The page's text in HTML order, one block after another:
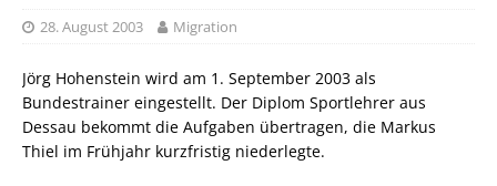
28. August 2003 Migration
Jörg Hohenstein wird am 1. September 2003 als
Bundestrainer eingestellt. Der Diplom Sportlehrer aus
Dessau bekommt die Aufgaben übertragen, die Markus
Thiel im Frühjahr kurzfristig niederlegte.